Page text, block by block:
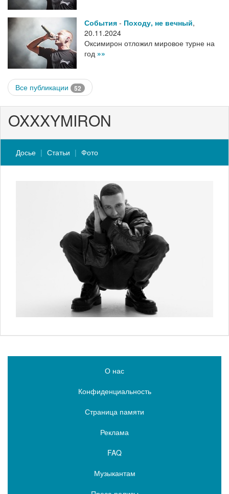
События - Походу, не вечный,
20.11.2024
Оксимирон отложил мировое турне на
год »»
Все публикации 52
OXXXYMIRON
Досье Статьи Фото
О нас
Конфиденциальность
Страница памяти
Реклама
FAQ
Музыкантам